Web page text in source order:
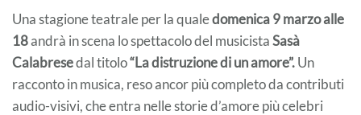
Una stagione teatrale per la qualedomenica 9 marzo alle
18andrà in scena lo spettacolo del musicistaSasà
Calabresedal titolo“La distruzione di un amore”.Un
racconto in musica, reso ancor più completo da contributi
audio-visivi, che entra nelle storie d’amore più celebri